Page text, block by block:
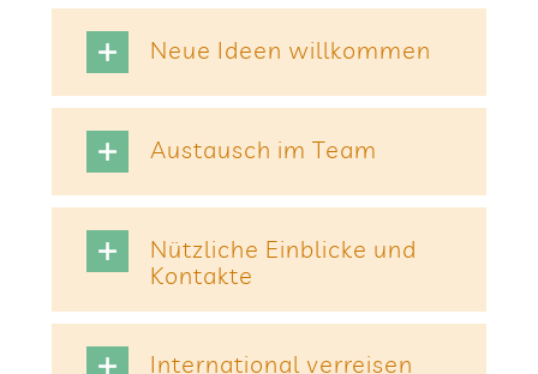
Neue Ideen willkommen
Aus­tausch im Team
Nütz­li­che Ein­bli­cke und
Kontakte
Inter­na­tio­nal verreisen